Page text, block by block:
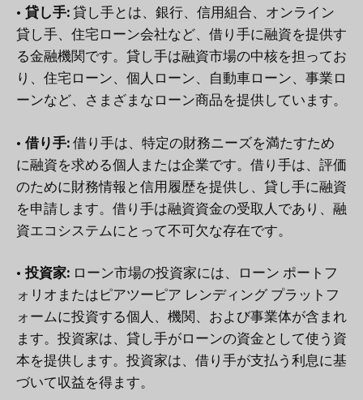
• 貸し手: 貸し手とは、銀行、信用組合、オンライン
貸し手、住宅ローン会社など、借り手に融資を提供す
る金融機関です。貸し手は融資市場の中核を担ってお
り、住宅ローン、個人ローン、自動車ローン、事業ロ
ーンなど、さまざまなローン商品を提供しています。
• 借り手: 借り手は、特定の財務ニーズを満たすため
に融資を求める個人または企業です。借り手は、評価
のために財務情報と信用履歴を提供し、貸し手に融資
を申請します。借り手は融資資金の受取人であり、融
資エコシステムにとって不可欠な存在です。
• 投資家: ローン市場の投資家には、ローン ポートフ
ォリオまたはピアツーピア レンディング プラットフ
ォームに投資する個人、機関、および事業体が含まれ
ます。投資家は、貸し手がローンの資金として使う資
本を提供します。投資家は、借り手が支払う利息に基
づいて収益を得ます。